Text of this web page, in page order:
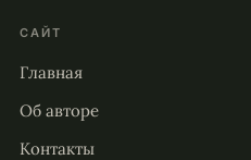
САЙТ
Главная
Об авторе
Контакты